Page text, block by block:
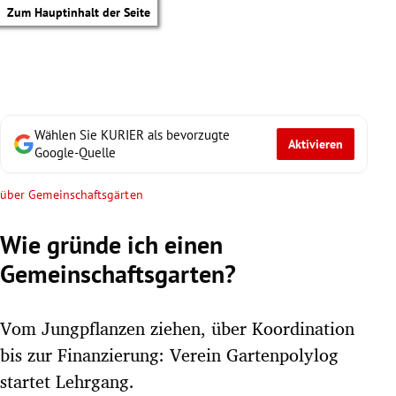
Zum Hauptinhalt der Seite
Untermenü
Wählen Sie KURIER als bevorzugte
Google-Quelle
Aktivieren
über Gemeinschaftsgärten
Wie gründe ich einen
Gemeinschaftsgarten?
Vom Jungpflanzen ziehen, über Koordination
bis zur Finanzierung: Verein Gartenpolylog
startet Lehrgang.